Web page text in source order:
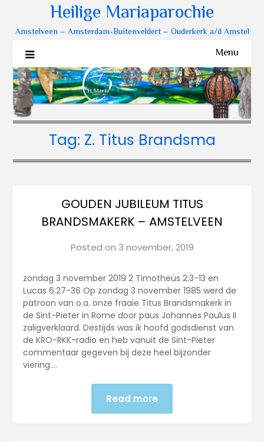
Heilige Mariaparochie
Amstelveen – Amsterdam-Buitenveldert – Ouderkerk a/d Amstel
Menu
Tag: Z. Titus Brandsma
GOUDEN JUBILEUM TITUS
BRANDSMAKERK – AMSTELVEEN
Posted on 3 november, 2019
zondag 3 november 2019 2 Timotheüs 2:3-13 en
Lucas 6:27-36 Op zondag 3 november 1985 werd de
patroon van o.a. onze fraaie Titus Brandsmakerk in
de Sint-Pieter in Rome door paus Johannes Paulus II
zaligverklaard. Destijds was ik hoofd godsdienst van
de KRO-RKK-radio en heb vanuit de Sint-Pieter
commentaar gegeven bij deze heel bijzonder
viering….
Read more